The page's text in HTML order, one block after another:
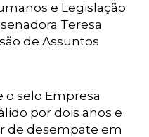
e Legislação
Teresa
de Assuntos
selo Empresa
por dois anos e
de desempate em